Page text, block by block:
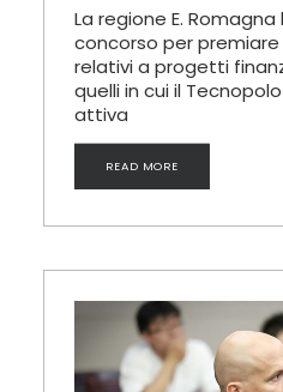
La regione E.
concorso per premiare
relativi a progetti
quelli in cui il
attiva
READ MORE